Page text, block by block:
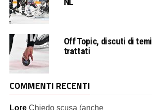
Off Topic, discuti di
trattati
COMMENTI RECENTI
Lore Chiedo scusa (anche